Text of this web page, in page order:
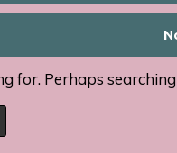
for. Perhaps